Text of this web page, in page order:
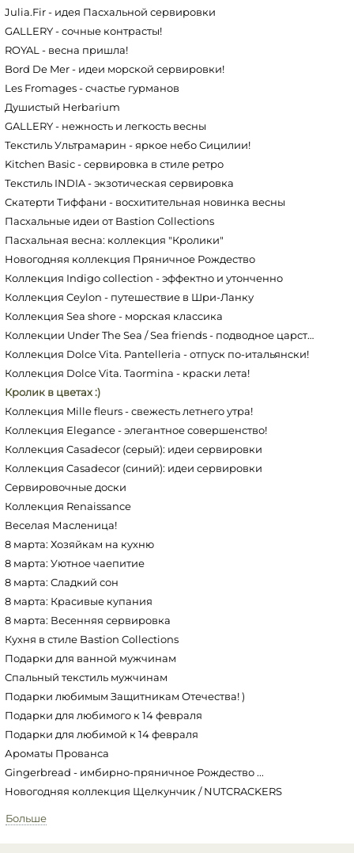
Julia.Fir - идея Пасхальной сервировки
GALLERY - сочные контрасты!
ROYAL - весна пришла!
Bord De Mer - идеи морской сервировки!
Les Fromages - счастье гурманов
Душистый Herbarium
GALLERY - нежность и легкость весны
Текстиль Ультрамарин - яркое небо Сицилии!
Kitchen Basic - сервировка в стиле ретро
Текстиль INDIA - экзотическая сервировка
Скатерти Тиффани - восхитительная новинка весны
Пасхальные идеи от Bastion Сollections
Пасхальная весна: коллекция "Кролики"
Новогодняя коллекция Пряничное Рождество
Коллекция Indigo collection - эффектно и утонченно
Коллекция Ceylon - путешествие в Шри-Ланку
Коллекция Sea shore - морская классика
Коллекции Under The Sea / Sea friends - подводное царство
Коллекция Dolce Vita. Pantelleria - отпуск по-итальянски!
Коллекция Dolce Vita. Taormina - краски лета!
Кролик в цветах :)
Коллекция Mille fleurs - свежесть летнего утра!
Коллекция Elegance - элегантное совершенство!
Коллекция Casadecor (серый): идеи сервировки
Коллекция Casadecor (синий): идеи сервировки
Сервировочные доски
Коллекция Renaissance
Веселая Масленица!
8 марта: Хозяйкам на кухню
8 марта: Уютное чаепитие
8 марта: Сладкий сон
8 марта: Красивые купания
8 марта: Весенняя сервировка
Кухня в стиле Bastion Collections
Подарки для ванной мужчинам
Спальный текстиль мужчинам
Подарки любимым Защитникам Отечества! )
Подарки для любимого к 14 февраля
Подарки для любимой к 14 февраля
Ароматы Прованса
Gingerbread - имбирно-пряничное Рождество ...
Новогодняя коллекция Щелкунчик / NUTCRACKERS